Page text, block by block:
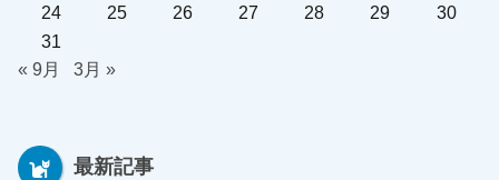
24
25 26 27 28 29
30
31
« 9月
3月 »
最新記事